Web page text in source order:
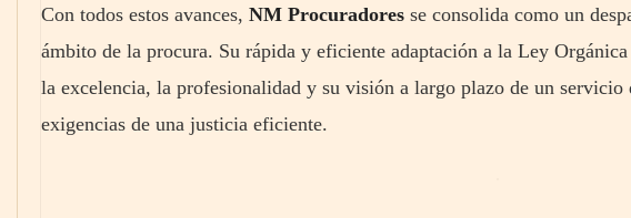
Con todos estos avances, NM Procuradores se consolida como un
ámbito de la procura. Su rápida y eficiente adaptación a la Ley
la excelencia, la profesionalidad y su visión a largo plazo de un servicio
exigencias de una justicia eficiente.